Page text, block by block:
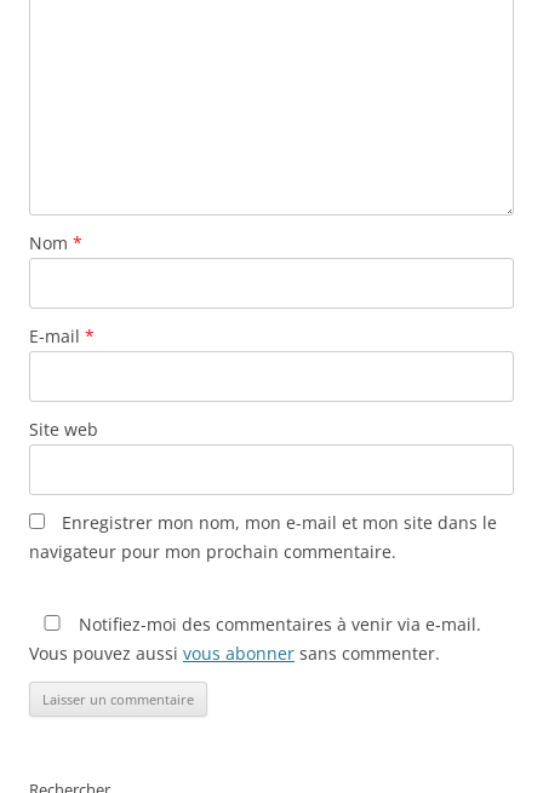
Nom *
E-mail *
Site web
Enregistrer mon nom, mon e-mail et mon site dans le
navigateur pour mon prochain commentaire.
Notifiez-moi des commentaires à venir via e-mail.
Vous pouvez aussi vous abonner sans commenter.